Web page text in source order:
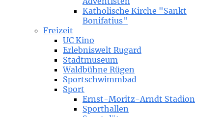
Katholische Kirche "Sankt
Bonifatius"
Freizeit
UC Kino
Erlebniswelt Rugard
Stadtmuseum
Waldbühne Rügen
Sportschwimmbad
Sport
Ernst-Moritz-Arndt Stadion
Sporthallen